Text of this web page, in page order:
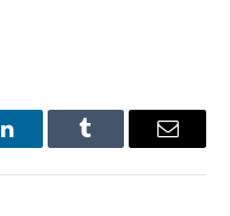
LinkedInTumblr Email